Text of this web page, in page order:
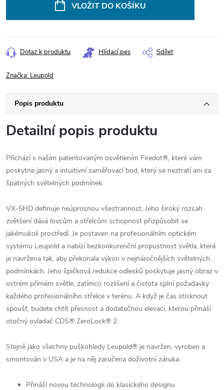
VLOŽIT DO KOŠÍKU
Dotaz k produktu Hlídací pes Sdílet
Značka: Leupold
Popis produktu
Detailní popis produktu
Přichází s naším patentovaným osvětlením Firedot®, které vám
poskytne jasný a intuitivní zaměřovací bod, který se neztratí ani za
špatných světelných podmínek.
VX-5HD definuje neúprosnou všestrannost. Jeho široký rozsah
zvětšení dává lovcům a střelcům schopnost přizpůsobit se
jakémukoli prostředí. Je postaven na profesionálním optickém
systému Leupold a nabízí bezkonkurenční propustnost světla, která
je navržena tak, aby překonala výkon v nejnáročnějších světelných
podmínkách. Jeho špičková redukce odlesků poskytuje jasný obraz v
ostrém přímém světle, zatímco rozlišení a čistota splní požadavky
každého profesionálního střelce v terénu. A když je čas stisknout
spoušť, budete chtít přesnost a dodatečnou elevaci, kterou přináší
otočný ovladač CDS® ZeroLock® 2.
Stejně jako všechny puškohledy Leupold® je navržen, vyroben a
smontován v USA a je na něj zaručena doživotní záruka.
Přináší novou technologii do klasického designu